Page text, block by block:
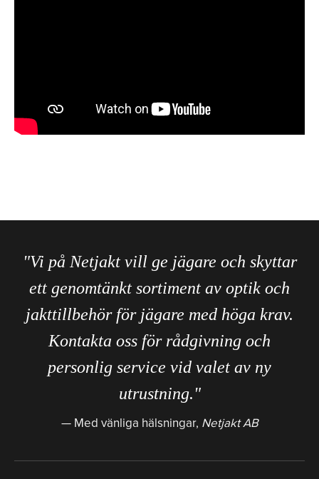
"Vi på Netjakt vill ge jägare och skyttar
ett genomtänkt sortiment av optik och
jakttillbehör för jägare med höga krav.
Kontakta oss för rådgivning och
personlig service vid valet av ny
utrustning."
Med vänliga hälsningar, Netjakt AB